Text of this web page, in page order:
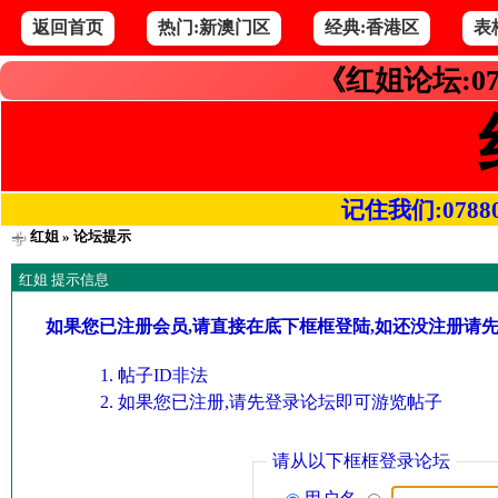
返回首页 热门:新澳门区 经典:香港区 表
《红姐论坛
记住我们
红姐» 论坛提示
红姐 提示信息
如果您已注册会员,请直接在底下框框登陆,如还没注册请
帖子ID非法
如果您已注册,请先登录论坛即可游览帖子
请从以下框框登录论坛